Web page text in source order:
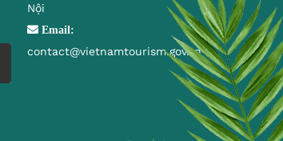
Nội
Email:
contact@vietnamtourism.gov.vn